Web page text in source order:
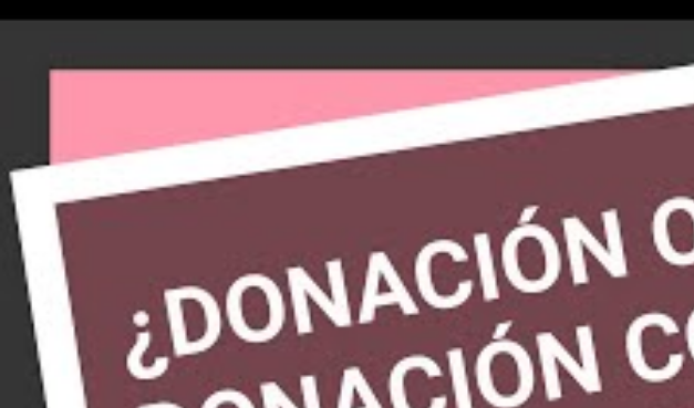
cordero, que plataforma me puedes
Responder
Valentí Acconcia
dice
07/12/2020 a las 10:51
Hola, Fernando. Depende de la
ofrecer a tus mecenas (clientes).
domicilio con envase al vacío